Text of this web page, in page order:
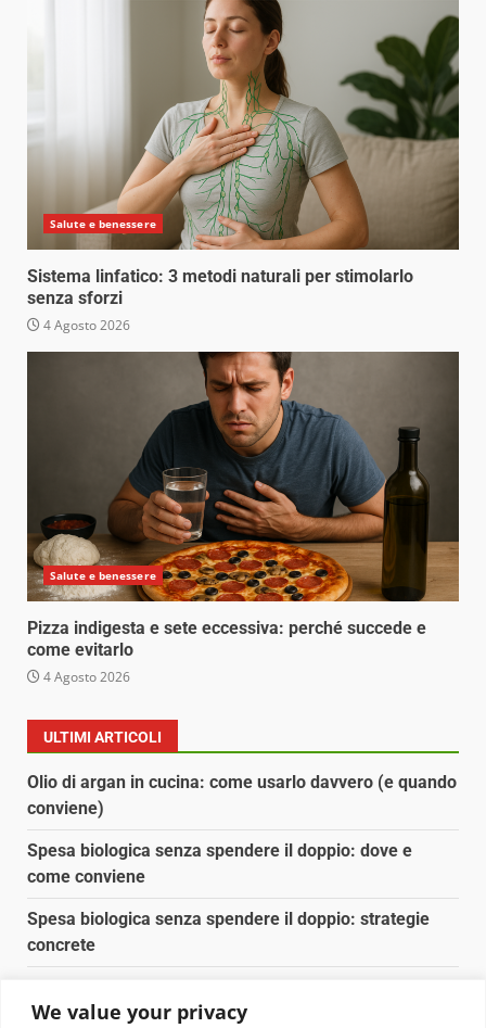
We value your privacy
Salute e benessere
Sistema linfatico: 3 metodi naturali per stimolarlo
senza sforzi
4 Agosto 2026
Salute e benessere
Pizza indigesta e sete eccessiva: perché succede e
come evitarlo
4 Agosto 2026
ULTIMI ARTICOLI
Olio di argan in cucina: come usarlo davvero (e quando
conviene)
Spesa biologica senza spendere il doppio: dove e
come conviene
Spesa biologica senza spendere il doppio: strategie
concrete